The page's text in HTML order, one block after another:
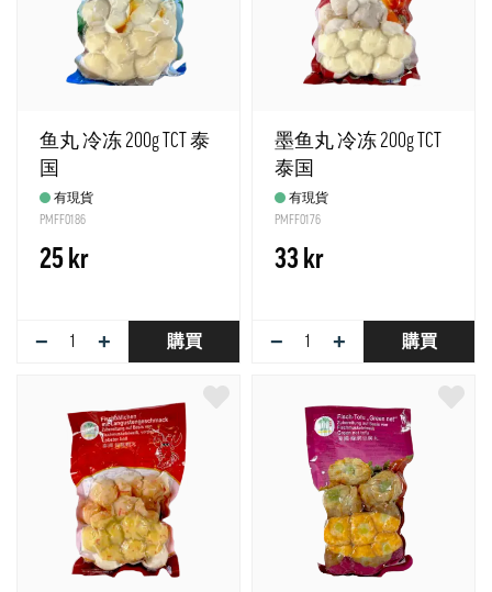
鱼丸 冷冻 200g TCT 泰
国
有現貨
PMFF0186
25 kr
− + 購買
墨鱼丸 冷冻 200g TCT
泰国
有現貨
PMFF0176
33 kr
− + 購買